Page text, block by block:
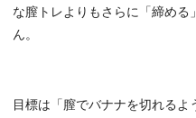
な膣トレよりもさらに「締め
ん。
目標は「膣でバナナを切れる